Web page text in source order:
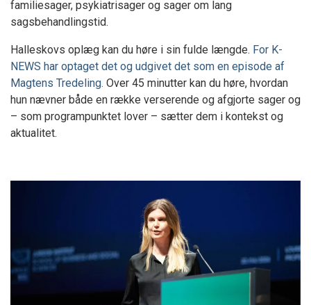
familiesager, psykiatrisager og sager om lang
sagsbehandlingstid.
Halleskovs oplæg kan du høre i sin fulde længde. For K-
NEWS har optaget det og udgivet det som en episode af
Magtens Tredeling. Over 45 minutter kan du høre, hvordan
hun nævner både en række verserende og afgjorte sager og
– som programpunktet lover – sætter dem i kontekst og
aktualitet.